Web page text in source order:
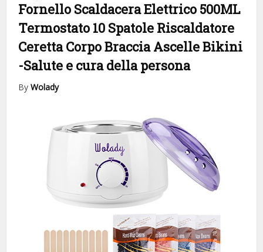
Fornello Scaldacera Elettrico 500ML
Termostato 10 Spatole Riscaldatore
Ceretta Corpo Braccia Ascelle Bikini
-Salute e cura della persona
ByWolady